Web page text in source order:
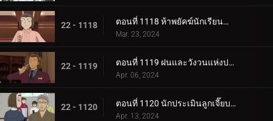
22 - 1118 ตอนที่ 1118 ห้าพยัคฆ์นักเรียนตำรวจ Wild Police Story CASE.โมโรฟุชิ ฮิโรมิทสึ
Mar. 23, 2024
22 - 1119 ตอนที่ 1119 ฝนและวังวนแห่งประสงค์ร้าย
Apr. 06, 2024
22 - 1120 ตอนที่ 1120 นักประเมินลูกเจี๊ยบที่ถูกหมายหัว
Apr. 13, 2024